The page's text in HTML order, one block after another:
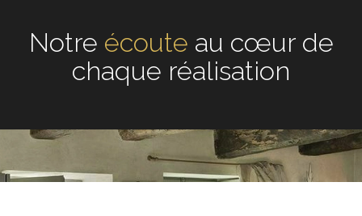
Notre écoute au cœur de
chaque réalisation